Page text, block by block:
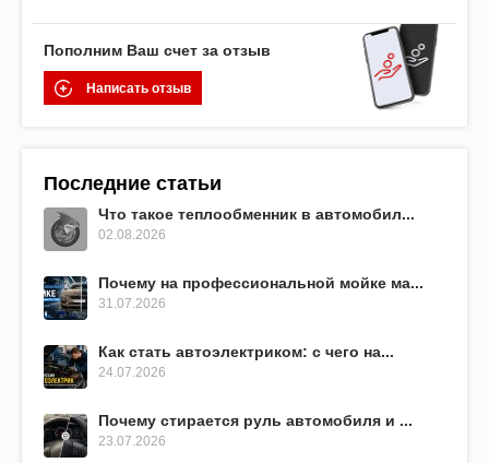
Пополним Ваш счет за отзыв
Написать отзыв
Последние статьи
Что такое теплообменник в автомобил...
02.08.2026
Почему на профессиональной мойке ма...
31.07.2026
Как стать автоэлектриком: с чего на...
24.07.2026
Почему стирается руль автомобиля и ...
23.07.2026